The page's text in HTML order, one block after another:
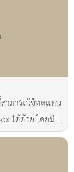
ามารถใช้ทดแทน
ได้ด้วย โดยมี